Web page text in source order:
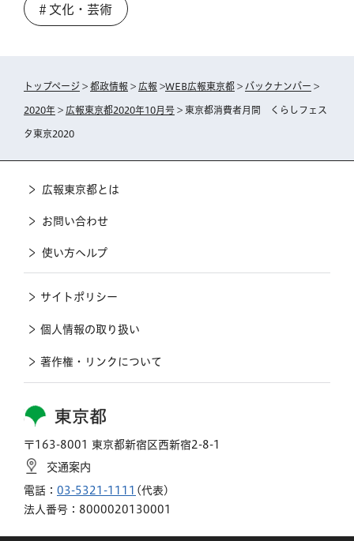
＃文化・芸術
トップページ > 都政情報 > 広報 >WEB広報東京都 > バックナンバー >
2020年 > 広報東京都2020年10月号 > 東京都消費者月間 くらしフェス
タ東京2020
東京都
〒163-8001 東京都新宿区西新宿2-8-1
交通案内
電話： 03-5321-1111 (代表)
法人番号：8000020130001
広報東京都とは
お問い合わせ
使い方ヘルプ
サイトポリシー
個人情報の取り扱い
著作権・リンクについて